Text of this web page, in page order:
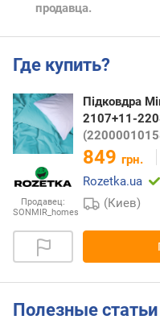
продавца.
Где купить?
Продавец:
SONMIR_homes
Підковдра
2107+11-
849 грн.
Rozetka.ua
(Киев)
Полезные статьи